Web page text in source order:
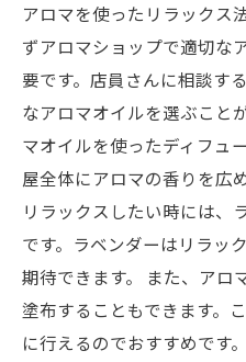
アロマを使ったリラックス
ずアロマショップで適切な
要です。店員さんに相談す
なアロマオイルを選ぶこと
マオイルを使ったディフュ
屋全体にアロマの香りを広
リラックスしたい時には、
です。ラベンダーはリラッ
期待できます。 また、アロ
塗布することもできます。
に行えるのでおすすめです